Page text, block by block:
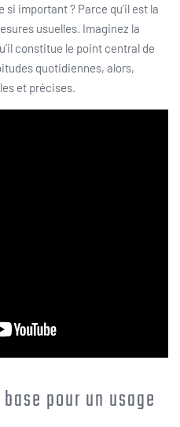
important ? Parce qu’il est la
usuelles. Imaginez la
constitue le point central de
quotidiennes, alors,
et précises.
pour un usage